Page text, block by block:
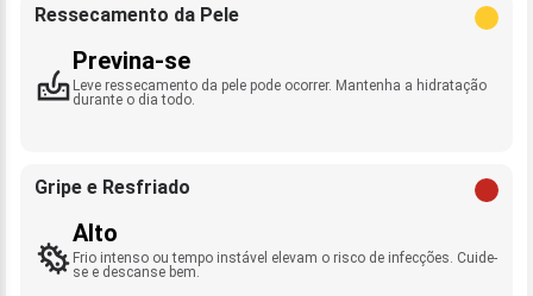
Ressecamento da Pele
Previna-se
Leve ressecamento da pele pode ocorrer. Mantenha a hidratação
durante o dia todo.
Gripe e Resfriado
Alto
Frio intenso ou tempo instável elevam o risco de infecções. Cuide-
se e descanse bem.